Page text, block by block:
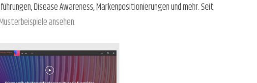
Disease Awareness, Markenpositionierungen und mehr. Seit
ansehen.